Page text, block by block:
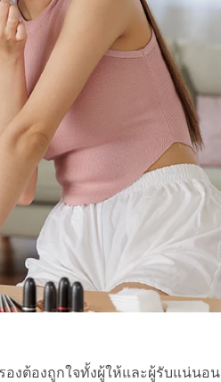
งต้องถูกใจทั้งผู้ให้และผู้รับแน่นอน